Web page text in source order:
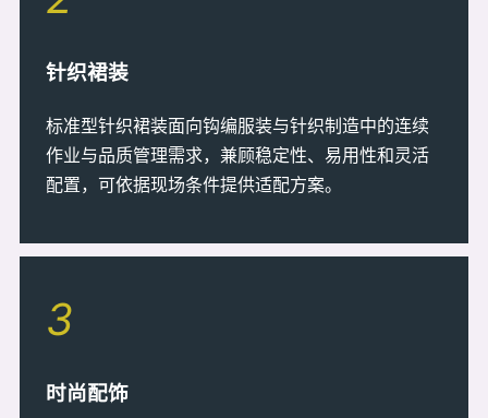
针织裙装
标准型针织裙装面向钩编服装与针织制造中的连续
作业与品质管理需求，兼顾稳定性、易用性和灵活
配置，可依据现场条件提供适配方案。
3
时尚配饰